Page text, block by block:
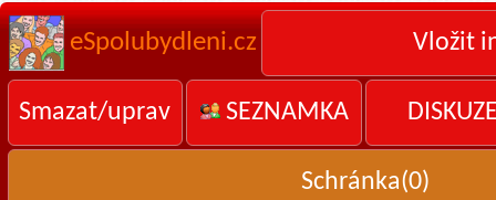
eSpolubydleni.cz Vložit
Smazat/uprav SEZNAMKA
Schránka(0)